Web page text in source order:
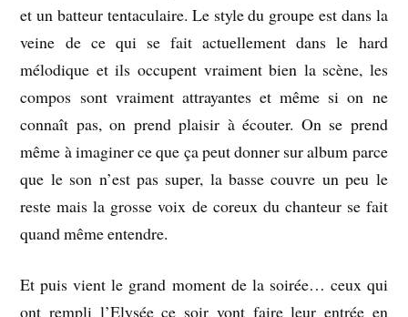
et un batteur tentaculaire. Le style du groupe est dans la
veine de ce qui se fait actuellement dans le hard
mélodique et ils occupent vraiment bien la scène, les
compos sont vraiment attrayantes et même si on ne
connaît pas, on prend plaisir à écouter. On se prend
même à imaginer ce que ça peut donner sur album parce
que le son n’est pas super, la basse couvre un peu le
reste mais la grosse voix de coreux du chanteur se fait
quand même entendre.
Et puis vient le grand moment de la soirée… ceux qui
ont rempli l’Elysée ce soir vont faire leur entrée en